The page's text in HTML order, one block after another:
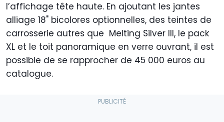
l’affichage tête haute. En ajoutant les jantes
alliage 18" bicolores optionnelles, des teintes de
carrosserie autres que Melting Silver III, le pack
XL et le toit panoramique en verre ouvrant, il est
possible de se rapprocher de 45 000 euros au
catalogue.